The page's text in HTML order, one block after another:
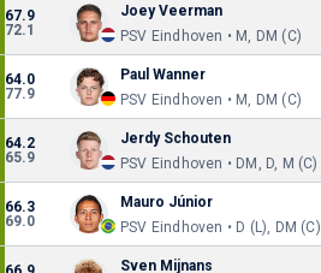
67.9
72.1
Joey Veerman
PSV Eindhoven • M, DM (C)
64.0
77.9
Paul Wanner
PSV Eindhoven • M, DM (C)
64.2
65.9
Jerdy Schouten
PSV Eindhoven • DM, D, M (C)
66.3
69.0
Mauro Júnior
PSV Eindhoven • D (L), DM (C)
Sven Mijnans